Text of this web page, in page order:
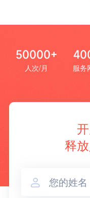
50000+
人次/月 服务
释
